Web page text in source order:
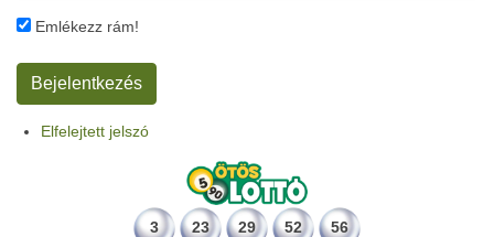
Emlékezz rám!
Elfelejtett jelszó
3 23 29 52 56